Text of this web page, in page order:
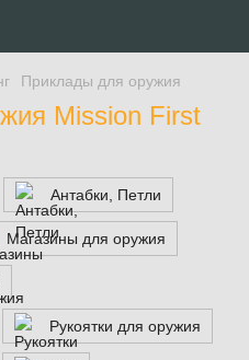
Приклады для оружия
Mission First
Антабки, Петли
Магазины для оружия
Рукоятки для оружия